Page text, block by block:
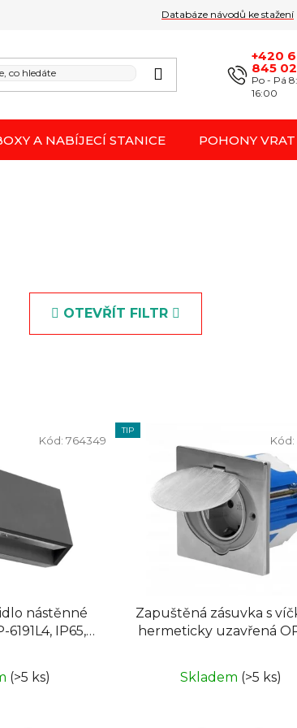
Databáze návodů ke stažení
Reklamace / odstoupení
+420
845
Po - Pá
16:00
A NABÍJECÍ STANICE POHONY VRAT
OTEVŘÍT FILTR
nástěnné
IP65,
(>5 ks)
Kód: 764349
TIP
Zapuštěná zásuvka s
hermeticky uzavřená
Skladem (>5 ks)
Kód: